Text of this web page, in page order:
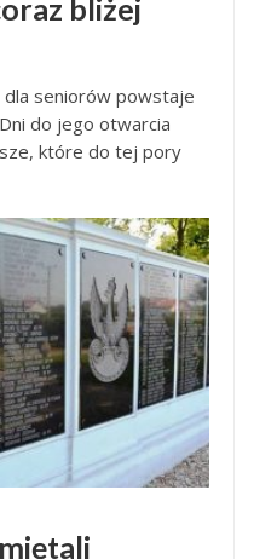
bliżej
seniorów powstaje
do jego otwarcia
które do tej pory